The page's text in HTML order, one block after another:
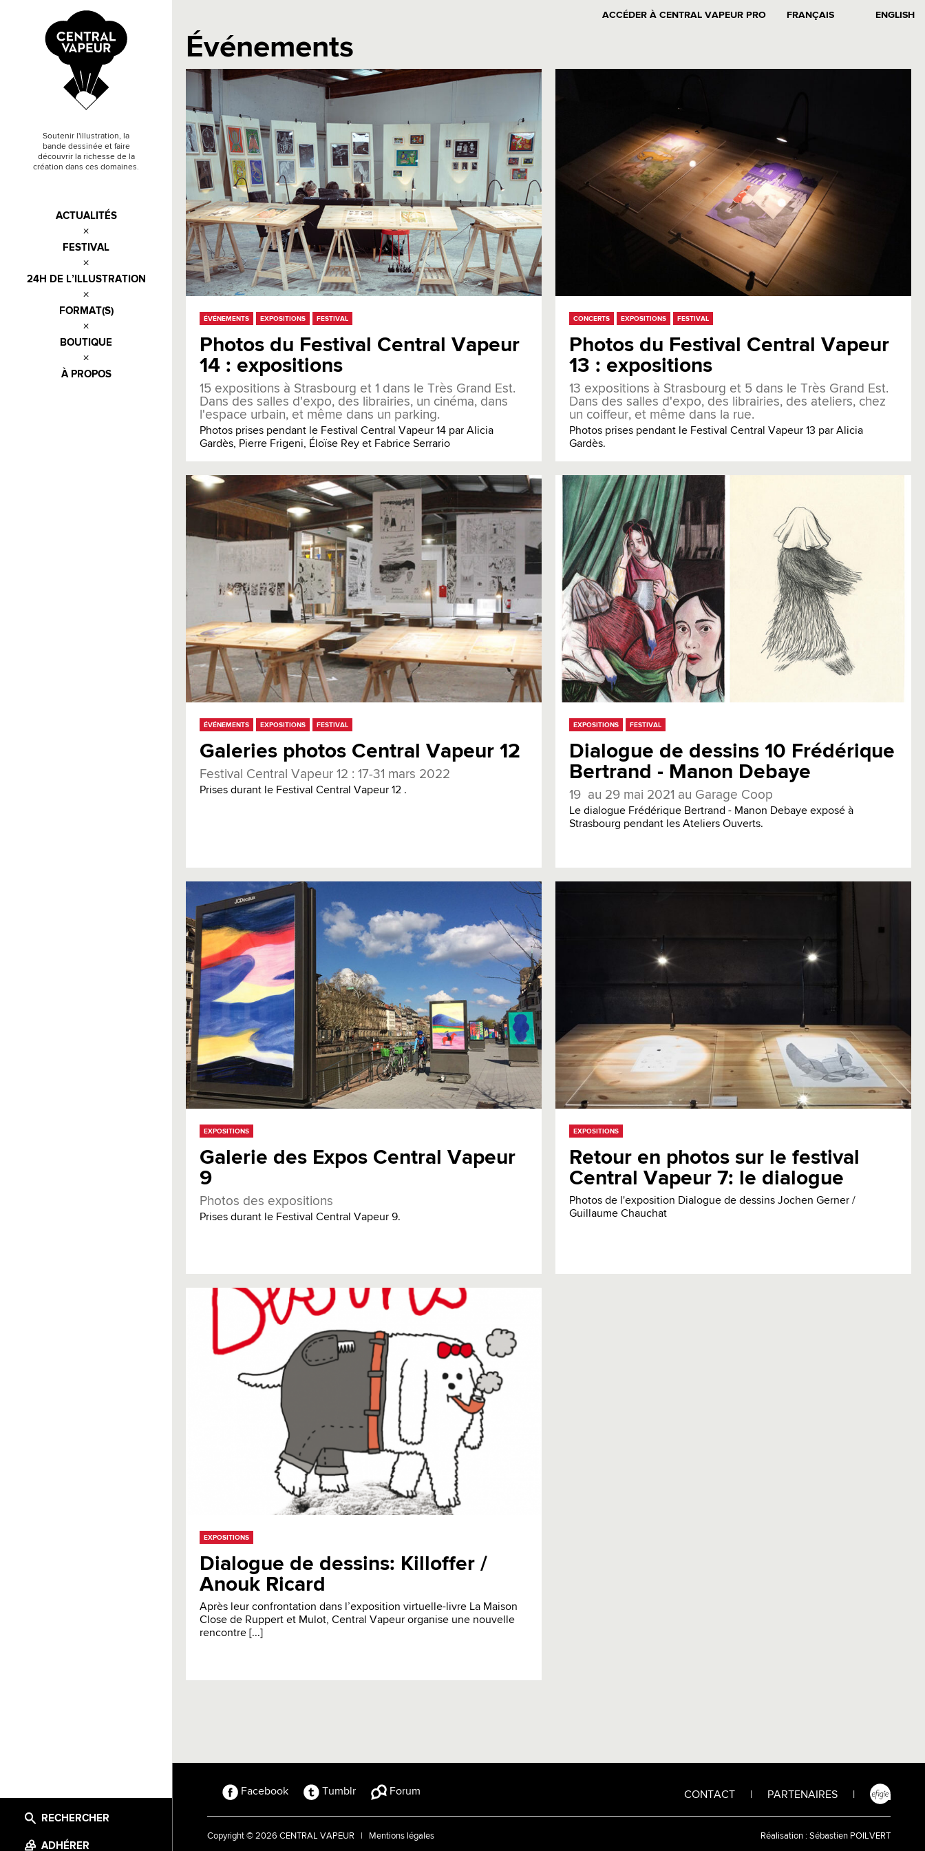
Soutenir l'illustration, la
bande dessinée et faire
découvrir la richesse de la
création dans ces domaines.
ACTUALITÉS
FESTIVAL
24H DE L’ILLUSTRATION
FORMAT(S)
BOUTIQUE
À PROPOS
RECHERCHER
ADHÉRER
ACCÉDER À CENTRAL VAPEUR PRO FRANÇAIS ENGLISH
Événements
ÉVÉNEMENTS EXPOSITIONS FESTIVAL
Photos du Festival Central Vapeur
14 : expositions
15 expositions à Strasbourg et 1 dans le Très Grand Est.
Dans des salles d'expo, des librairies, un cinéma, dans
l'espace urbain, et même dans un parking.
Photos prises pendant le Festival Central Vapeur 14 par Alicia
Gardès, Pierre Frigeni, Éloïse Rey et Fabrice Serrario
CONCERTS EXPOSITIONS FESTIVAL
Photos du Festival Central Vapeur
13 : expositions
13 expositions à Strasbourg et 5 dans le Très Grand Est.
Dans des salles d'expo, des librairies, des ateliers, chez
un coiffeur, et même dans la rue.
Photos prises pendant le Festival Central Vapeur 13 par Alicia
Gardès.
ÉVÉNEMENTS EXPOSITIONS FESTIVAL
Galeries photos Central Vapeur 12
Festival Central Vapeur 12 : 17-31 mars 2022
Prises durant le Festival Central Vapeur 12 .
EXPOSITIONS FESTIVAL
Dialogue de dessins 10 Frédérique
Bertrand - Manon Debaye
19 au 29 mai 2021 au Garage Coop
Le dialogue Frédérique Bertrand - Manon Debaye exposé à
Strasbourg pendant les Ateliers Ouverts.
EXPOSITIONS
Galerie des Expos Central Vapeur
9
Photos des expositions
Prises durant le Festival Central Vapeur 9.
EXPOSITIONS
Retour en photos sur le festival
Central Vapeur 7: le dialogue
Photos de l'exposition Dialogue de dessins Jochen Gerner /
Guillaume Chauchat
EXPOSITIONS
Dialogue de dessins: Killoffer /
Anouk Ricard
Après leur confrontation dans l’exposition virtuelle-livre La Maison
Close de Ruppert et Mulot, Central Vapeur organise une nouvelle
rencontre [...]
CONTACT PARTENAIRES
Facebook Tumblr Forum
Réalisation : Sébastien POILVERT
Copyright © 2026 CENTRAL VAPEUR | Mentions légales